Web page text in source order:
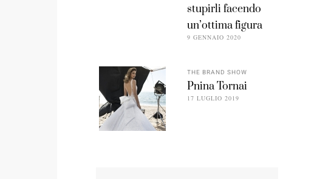
stupirli facendo
un’ottima figura
9 GENNAIO 2020
THE BRAND SHOW
Pnina Tornai
17 LUGLIO 2019